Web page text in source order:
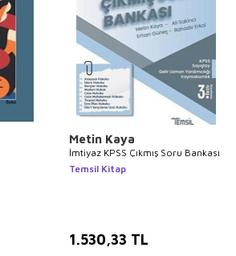
Metin Kaya
İmtiyaz KPSS Çıkmış Soru Bankası
Temsil Kitap
1.530,33 TL